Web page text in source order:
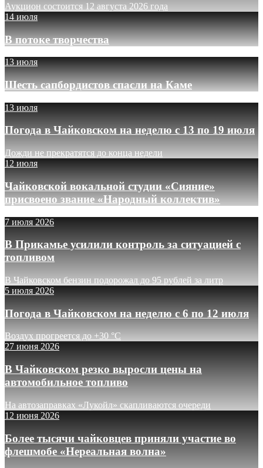
Аукцион состоится 12 августа 2026 года
14 июля
В потоке творчества
13 июля
Шесть сапбордистов спасли на Каме
13 июля
Погода в Чайковском на неделю с 13 по 19 июля
Дожди не прекратятся до конца недели
12 июля
Чайковской вокальной студии «Сияние»
присвоено звание «Народный коллектив»
7 июля 2026
В Прикамье усилили контроль за ситуацией с
топливом
В Чайковском бензин подорожал до 95 рублей за литр
5 июля 2026
Погода в Чайковском на неделю с 6 по 12 июля
Воздух прогреется до +30 °C
27 июня 2026
В Чайковском резко выросли цены на
автомобильное топливо
На автозаправках «Лукойл» скапливаются очереди
12 июня 2026
Более тысячи чайковцев приняли участие во
флешмобе «Нереальная волна»